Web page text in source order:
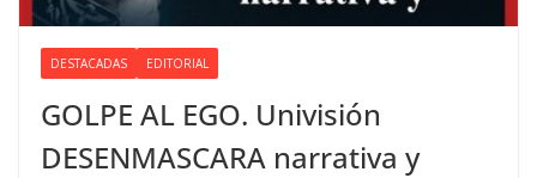
DESTACADAS EDITORIAL
GOLPE AL EGO. Univisión
DESENMASCARA narrativa y